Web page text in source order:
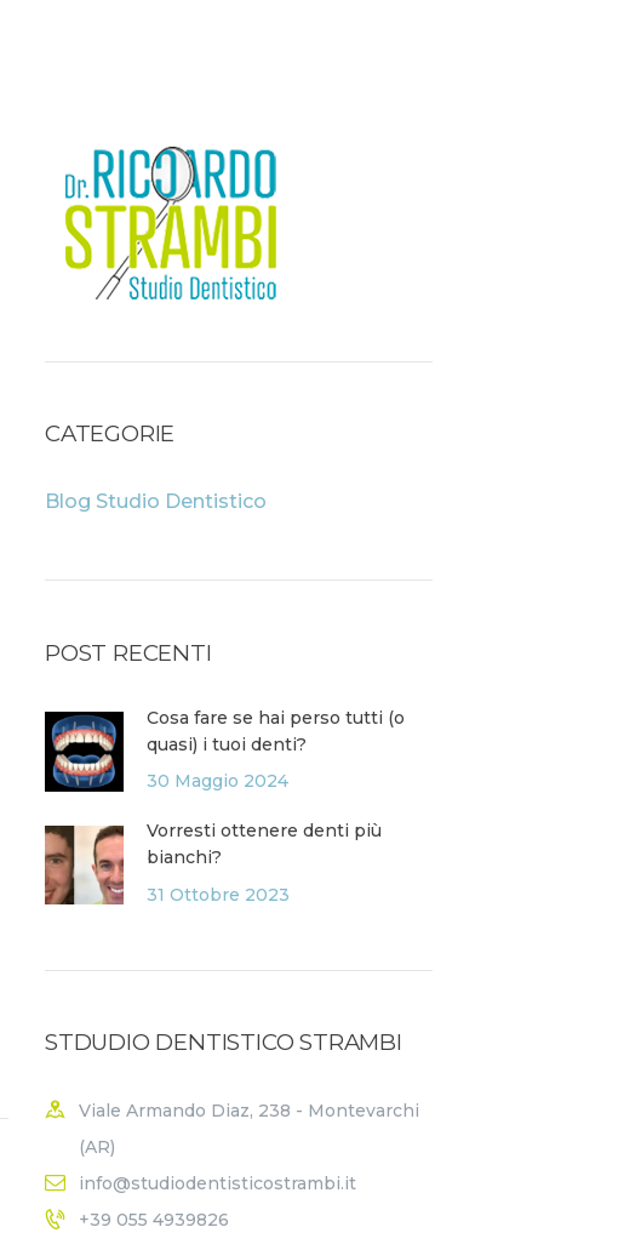
CATEGORIE
Blog Studio Dentistico
POST RECENTI
Cosa fare se hai perso tutti (o
quasi) i tuoi denti?
30 Maggio 2024
Vorresti ottenere denti più
bianchi?
31 Ottobre 2023
STDUDIO DENTISTICO STRAMBI
Viale Armando Diaz, 238 - Montevarchi
(AR)
info@studiodentisticostrambi.it
+39 055 4939826